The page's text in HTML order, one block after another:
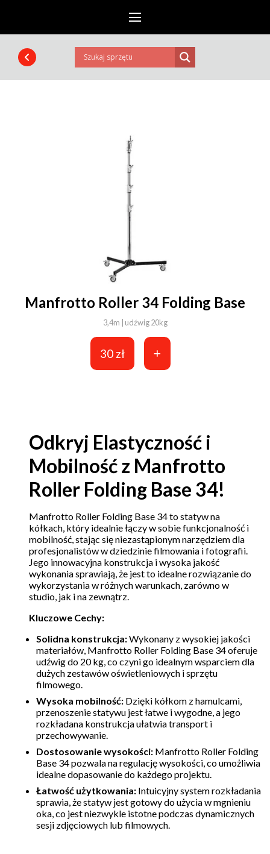
Manfrotto Roller 34 Folding Base
3,4m | udźwig 20kg
30 zł
Odkryj Elastyczność i
Mobilność z Manfrotto
Roller Folding Base 34!
Manfrotto Roller Folding Base 34 to statyw na
kółkach, który idealnie łączy w sobie funkcjonalność i
mobilność, stając się niezastąpionym narzędziem dla
profesjonalistów w dziedzinie filmowania i fotografii.
Jego innowacyjna konstrukcja i wysoka jakość
wykonania sprawiają, że jest to idealne rozwiązanie do
wykorzystania w różnych warunkach, zarówno w
studio, jak i na zewnątrz.
Kluczowe Cechy:
Solidna konstrukcja:Wykonany z wysokiej jakości
materiałów, Manfrotto Roller Folding Base 34 oferuje
udźwig do 20 kg, co czyni go idealnym wsparciem dla
dużych zestawów oświetleniowych i sprzętu
filmowego.
Wysoka mobilność: Dzięki kółkom z hamulcami,
przenoszenie statywu jest łatwe i wygodne, a jego
rozkładana konstrukcja ułatwia transport i
przechowywanie.
Dostosowanie wysokości: Manfrotto Roller Folding
Base 34 pozwala na regulację wysokości, co umożliwia
idealne dopasowanie do każdego projektu.
Łatwość użytkowania: Intuicyjny system rozkładania
sprawia, że statyw jest gotowy do użycia w mgnieniu
oka, co jest niezwykle istotne podczas dynamicznych
sesji zdjęciowych lub filmowych.